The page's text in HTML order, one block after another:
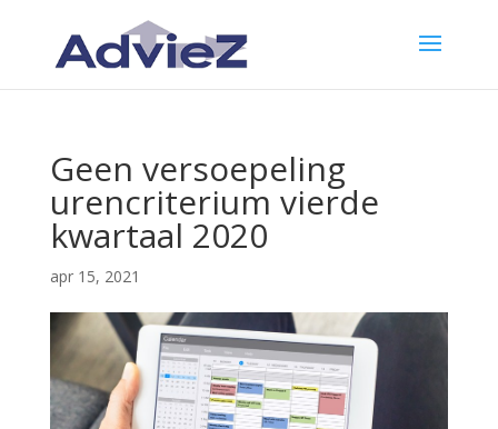
Geen versoepeling
urencriterium vierde
kwartaal 2020
apr 15, 2021